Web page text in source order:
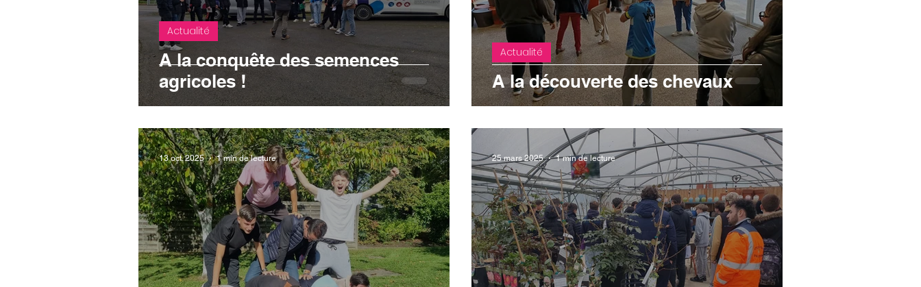
A la conquête des semences
agricoles !
Actualité
A la découverte des chevaux
Actualité
13 oct. 2025 1 min de lecture 25 mars 2025 1 min de lecture